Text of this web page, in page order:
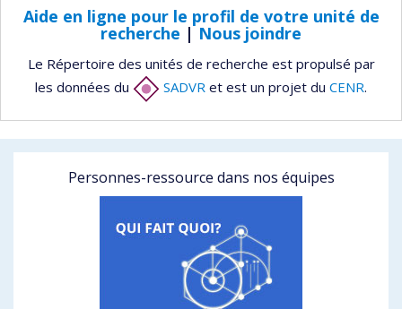
Aide en ligne pour le profil de votre unité de
recherche | Nous joindre
Le Répertoire des unités de recherche est propulsé par
les données du
SADVR et est un projet du CENR.
Personnes-ressource dans nos équipes